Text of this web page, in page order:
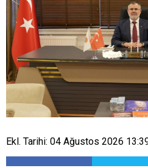
Ekl. Tarihi: 04 Ağustos 2026